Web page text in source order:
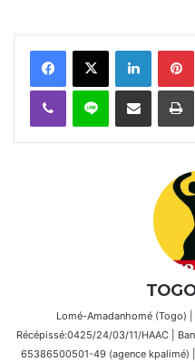
FacebookX Linkedin
Viber Ligne Partager par email
Lomé-Amadanhomé (Togo) |
Récépissé:0425/24/03/11/HAAC |
65386500501-49 (agence kpalimé)